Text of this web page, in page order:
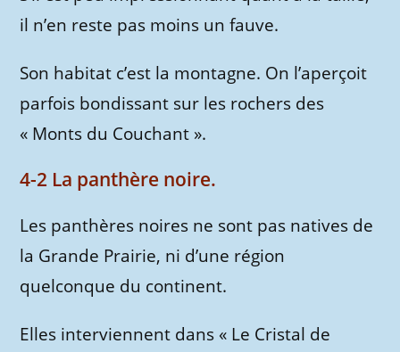
il n’en reste pas moins un fauve.
Son habitat c’est la montagne. On l’aperçoit
parfois bondissant sur les rochers des
« Monts du Couchant ».
4-2 La panthère noire.
Les panthères noires ne sont pas natives de
la Grande Prairie, ni d’une région
quelconque du continent.
Elles interviennent dans « Le Cristal de